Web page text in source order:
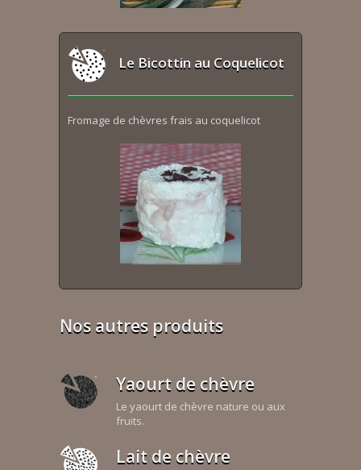
Le Bicottin au Coquelicot
Fromage de chèvres frais au coquelicot
Nos autres produits
Yaourt de chèvre
Le yaourt de chèvre nature ou aux
fruits.
Lait de chèvre